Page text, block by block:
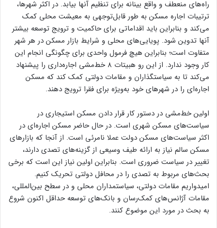
راه‌‌‌‌های منعطف و واقع بینانه برای تنظیم آنها بیابد. در اکثر شهرها،
ترتیبات اجاره مسکن به طور قابل‌توجهی به معیشت محلی کمک
می‌کند و بنابراین باید اقداماتی برای حاکمیت و ترویج توسعه بیشتر
آنها تدوین شود. پویایی‌‌‌‌های محلی و شرایط بازار مسکن در هر شهر
متفاوت است؛ بنابراین هیچ فرمول واحدی برای چگونگی انجام این
کار وجود ندارد. از این رو هبیتات 8 خط‌مشی اجاره‌‌‌‌داری را پیشنهاد
می‌کند تا به سیاستگذاران و مقامات دولتی کمک کند که مسکن
اجاره‌‌‌‌ای را در شهرهای خود به‌ویژه برای فقرا ترویج دهند.
اولین خط‌مشی در دستور کار قرار دادن مسکن استیجاری در
سیاست‌‌‌‌های مسکن شهری است. در حال حاضر مسکن اجاره‌‌‌‌ای در
اکثر سیاست‌‌‌‌های مسکن دولت عملا نامرئی است. از آنجا که بازارهای
مسکن سالم نیاز به ارائه طیف وسیعی از گزینه‌‌‌‌های تصدی دارند،
تغییر در سیاست ضروری است. بنابراین اولین نیاز این است که برخی
بحث‌‌‌‌های مربوط به تصدی را در محافل دولتی تحریک کنیم.
امیدواریم مقامات دولتی، سیاستمداران محلی و در سطح بین‌المللی،
مقامات آژانس‌‌‌‌های کمک‌‌‌‌رسان و بانک‌های توسعه حداقل اکنون شروع
به بحث در مورد این موضوع کنند.